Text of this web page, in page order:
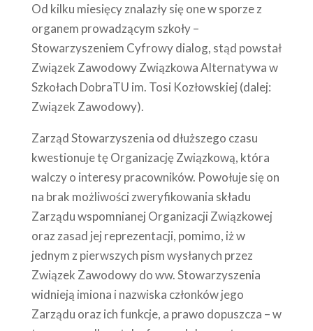
Od kilku miesięcy znalazły się one w sporze z
organem prowadzącym szkoły –
Stowarzyszeniem Cyfrowy dialog, stąd powstał
Związek Zawodowy Związkowa Alternatywa w
Szkołach DobraTU im. Tosi Kozłowskiej (dalej:
Związek Zawodowy).
Zarząd Stowarzyszenia od dłuższego czasu
kwestionuje tę Organizację Związkową, która
walczy o interesy pracowników. Powołuje się on
na brak możliwości zweryfikowania składu
Zarządu wspomnianej Organizacji Związkowej
oraz zasad jej reprezentacji, pomimo, iż w
jednym z pierwszych pism wysłanych przez
Związek Zawodowy do ww. Stowarzyszenia
widnieją imiona i nazwiska członków jego
Zarządu oraz ich funkcje, a prawo dopuszcza – w